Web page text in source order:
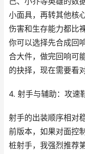
小面具，再转其他核
伤害和生存能力都比
你可以选择先合成回
合大件，做完回响可
的抉择，现在需要看
4. 射手与辅助：攻速
射手的出装顺序相对
前版本，如果对面控
桩射手，我强烈推荐